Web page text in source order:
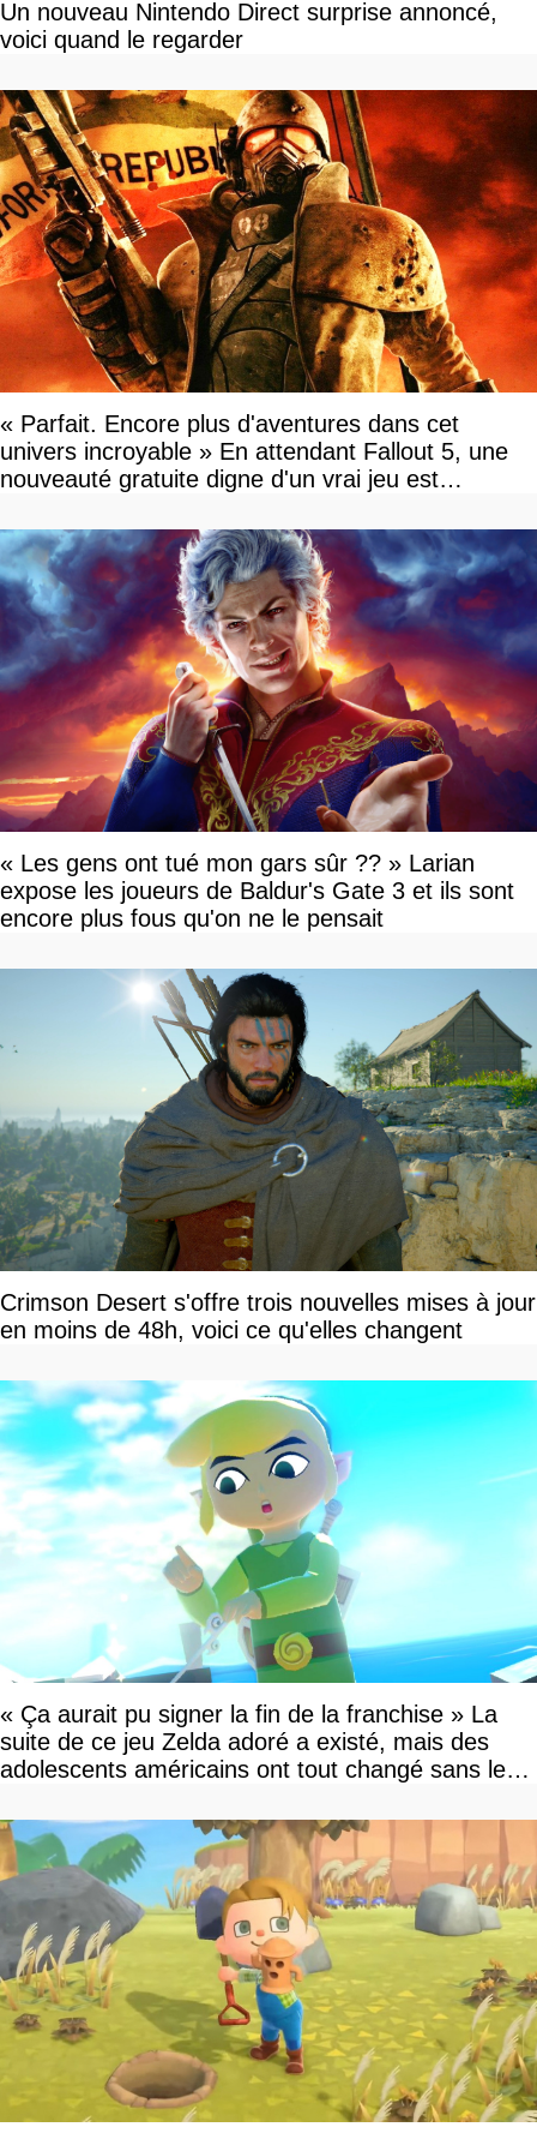
Un nouveau Nintendo Direct surprise annoncé,
voici quand le regarder
« Parfait. Encore plus d'aventures dans cet
univers incroyable » En attendant Fallout 5, une
nouveauté gratuite digne d'un vrai jeu est
« Les gens ont tué mon gars sûr ?? » Larian
expose les joueurs de Baldur's Gate 3 et ils sont
encore plus fous qu'on ne le pensait
Crimson Desert s'offre trois nouvelles mises à jour
en moins de 48h, voici ce qu'elles changent
« Ça aurait pu signer la fin de la franchise » La
suite de ce jeu Zelda adoré a existé, mais des
adolescents américains ont tout changé sans le